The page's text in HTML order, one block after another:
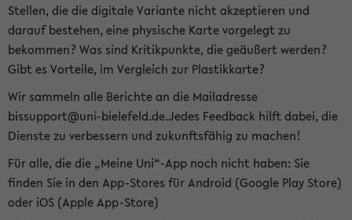
Stellen, die die digitale Variante nicht akzeptieren und
darauf bestehen, eine physische Karte vorgelegt zu
bekommen? Was sind Kritikpunkte, die geäußert werden?
Gibt es Vorteile, im Vergleich zur Plastikkarte?
Wir sammeln alle Berichte an die Mailadresse
bissupport@uni-bielefeld.de.Jedes Feedback hilft dabei, die
Dienste zu verbessern und zukunftsfähig zu machen!
Für alle, die die „Meine Uni“-App noch nicht haben: Sie
finden Sie in den App-Stores für Android (Google Play Store)
oder iOS (Apple App-Store)